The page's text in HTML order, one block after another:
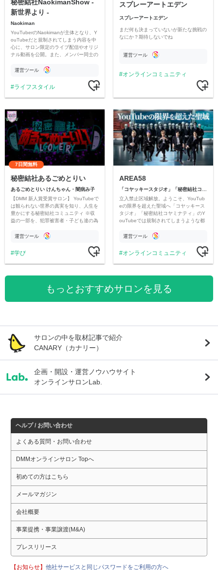
秘密結社NaokimanShow -
新世界より -
Naokiman
YouTuberのNaokimanが主体となり、Y
ouTubeだと規制されてしまう内容を中
心に、サロン限定のライブ配信やオリジ
ナル動画を公開。また、メンバー同士の
ただいています。
運営ツール
ライフスタイル
スプレーアートエデン
スプレーアートエデン
まだ何も決まっていないが新たな挑戦の
なにか？期待しないでね
運営ツール
オンラインコミュニティ
7日間無料
秘密結社あるごめとりい
あるごめとりい けんちゃん・闇病み子
【DMM 新人賞受賞サロン】 YouTubeで
は観られない世界の真実を知り、人生を
豊かにする秘密結社コミュニティ ※収
益の一部を、犯罪被害者・子ども達の為
す運営ツール
学び
AREA58
立入禁止区域解放。ようこそ、YouTub
eの限界を超えた聖域へ「コヤッキース
タジオ」「秘密結社コヤミナティ」のY
ouTubeでは規制されてしまうような都
公開。
運営ツール
オンラインコミュニティ
もっとおすすめサロンを見る
サロンの中を取材記事で紹介
CANARY（カナリー）
企画・開設・運営ノウハウサイト
オンラインサロンLab.
ヘルプ / お問い合わせ
よくある質問・お問い合わせ
DMMオンラインサロン Topへ
初めての方はこちら
メールマガジン
会社概要
事業提携・事業譲渡(M&A)
プレスリリース
【お知らせ】他社サービスと同じパスワードをご利用の方へ